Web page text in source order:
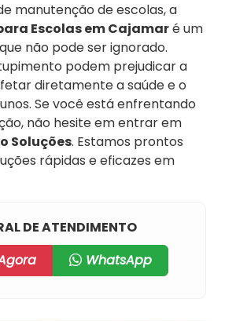
manutenção de escolas, a
Escolas em Cajamaré um
não pode ser ignorado.
podem prejudicar a
diretamente a saúde e o
Se você está enfrentando
não hesite em entrar em
Soluções. Estamos prontos
rápidas e eficazes em
DE ATENDIMENTO
WhatsApp